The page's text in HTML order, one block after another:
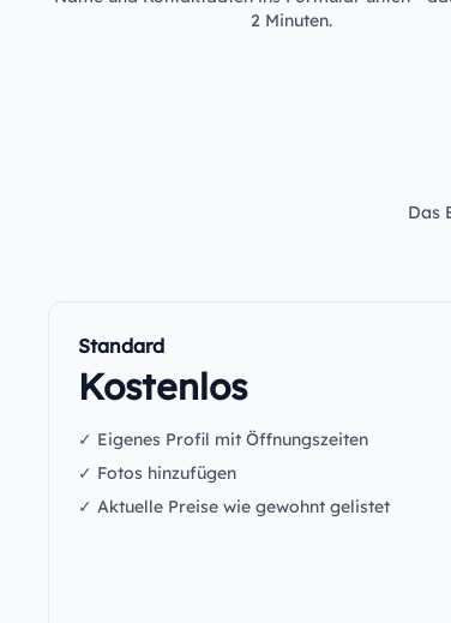
2 Minuten.
Das
Standard
Kostenlos
✓ Eigenes Profil mit Öffnungszeiten
✓ Fotos hinzufügen
✓ Aktuelle Preise wie gewohnt gelistet